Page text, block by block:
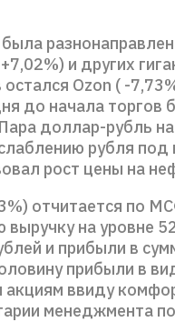
и других
остался Ozon ( -
до начала торгов
доллар-рубль
рубля под
рост цены на
отчитается по
на уровне
и прибыли в
прибыли в
акциям ввиду
менеджмента